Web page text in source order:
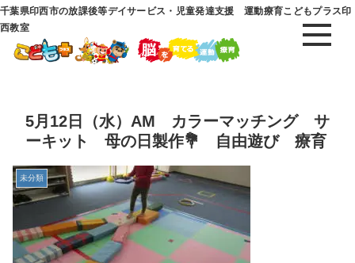
千葉県印西市の放課後等デイサービス・児童発達支援 運動療育こどもプラス印
西教室
5月12日（水）AM カラーマッチング サ
ーキット 母の日製作💐 自由遊び 療育
未分類